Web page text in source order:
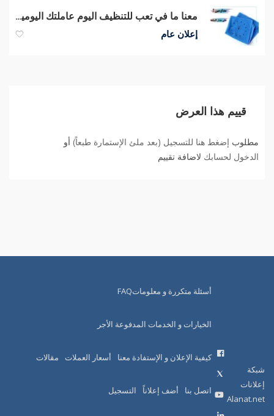
معنا ما في تعب للتنظيف اليوم عاملتك اليومية موجودة لراحتك وباي وقت
إعلان عام
قييم هذا العرض
مطلوب إضغط هنا للتسجيل (بعد ملئ الإستمارة طبعاً) أو
الدخول لحسابك لاضافة تقييم
شبكة
إعلانات
Alanat.net
أسئلة متكررة و معلوماتFAQ
الخيارات و الخدمات المدفوعة الأجر
كيفية الإعلان و الإستفادة معنا أسعار العملات مقالات
اتصل بنا أضف إعلاناً التسجيل